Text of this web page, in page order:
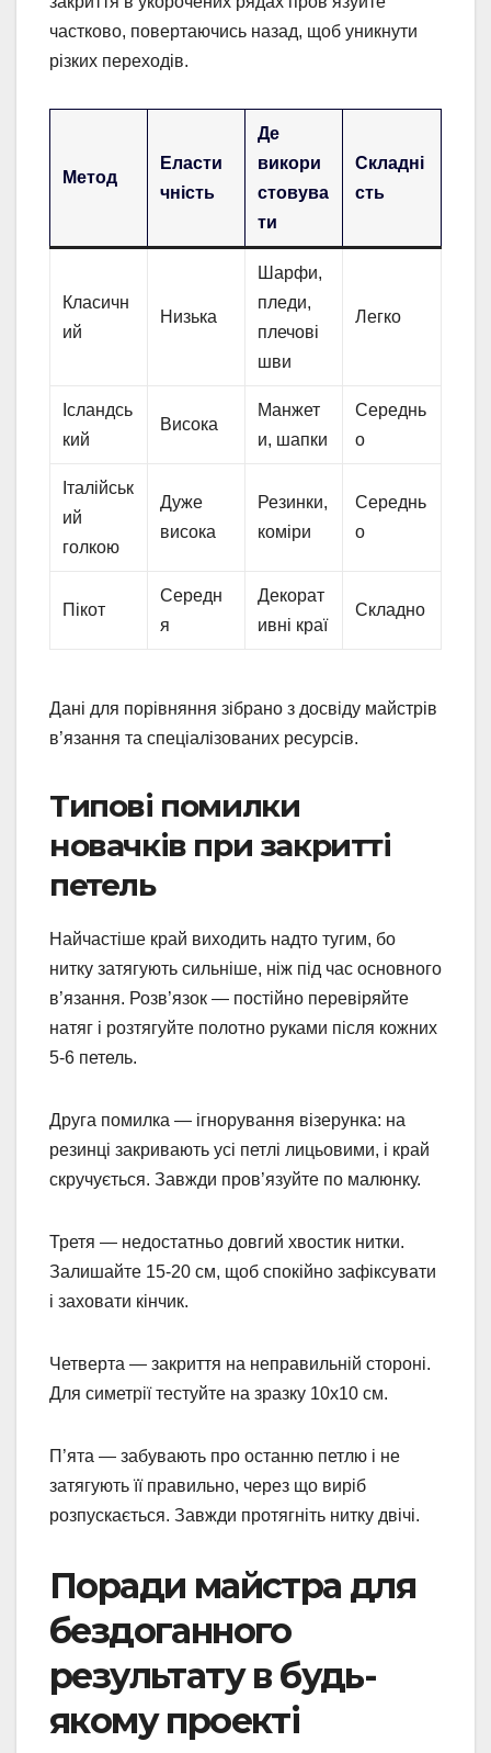
частково, повертаючись назад, щоб уникнути
різких переходів.
Метод
Еласти
чність
Де
викори
стовува
ти
Складні
сть
Класичн
ий
Низька
Шарфи,
пледи,
плечові
шви
Легко
Ісландсь
кий
Висока
Манжет
и, шапки
Середнь
о
Італійськ
ий
голкою
Дуже
висока
Резинки,
коміри
Середнь
о
Пікот
Середн
я
Декорат
ивні краї
Складно
Дані для порівняння зібрано з досвіду майстрів
в’язання та спеціалізованих ресурсів.
Типові помилки
новачків при закритті
петель
Найчастіше край виходить надто тугим, бо
нитку затягують сильніше, ніж під час основного
в’язання. Розв’язок — постійно перевіряйте
натяг і розтягуйте полотно руками після кожних
5-6 петель.
Друга помилка — ігнорування візерунка: на
резинці закривають усі петлі лицьовими, і край
скручується. Завжди пров’язуйте по малюнку.
Третя — недостатньо довгий хвостик нитки.
Залишайте 15-20 см, щоб спокійно зафіксувати
і заховати кінчик.
Четверта — закриття на неправильній стороні.
Для симетрії тестуйте на зразку 10х10 см.
П’ята — забувають про останню петлю і не
затягують її правильно, через що виріб
розпускається. Завжди протягніть нитку двічі.
Поради майстра для
бездоганного
результату в будь-
якому проекті